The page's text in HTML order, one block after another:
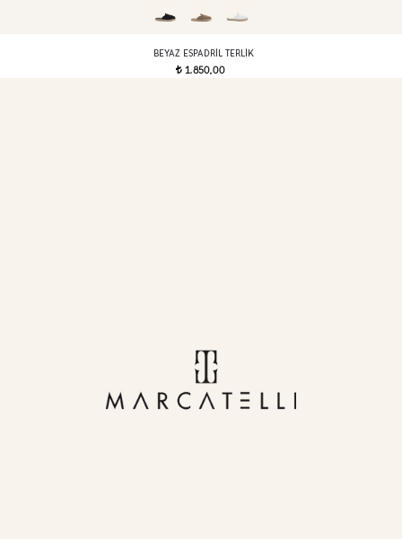
BEYAZ ESPADRIL TERLIK
t1.850,00